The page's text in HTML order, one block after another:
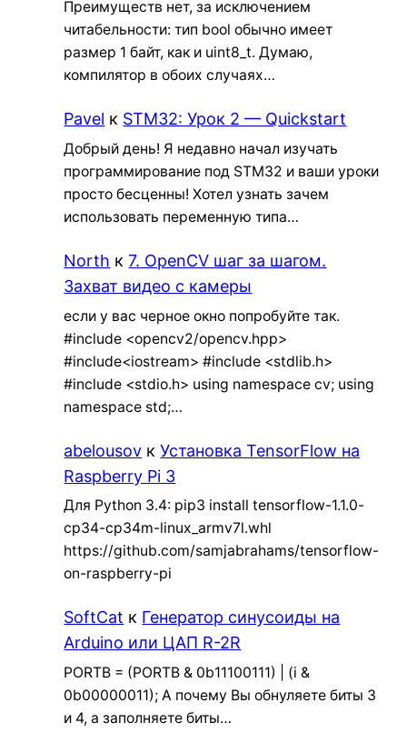
Преимуществ нет, за исключением
читабельности: тип bool обычно имеет
размер 1 байт, как и uint8_t. Думаю,
компилятор в обоих случаях…
Pavel к STM32: Урок 2 — Quickstart
Добрый день! Я недавно начал изучать
программирование под STM32 и ваши уроки
просто бесценны! Хотел узнать зачем
использовать переменную типа…
North к7. OpenCV шаг за шагом.
Захват видео с камеры
если у вас черное окно попробуйте так.
#include <opencv2/opencv.hpp>
#include<iostream> #include <stdlib.h>
#include <stdio.h> using namespace cv; using
namespace std;…
abelousov кУстановка TensorFlow на
Raspberry Pi 3
Для Python 3.4: pip3 install tensorflow-1.1.0-
cp34-cp34m-linux_armv7l.whl
https://github.com/samjabrahams/tensorflow-
on-raspberry-pi
SoftCat к Генератор синусоиды на
Arduino или ЦАП R-2R
PORTB = (PORTB & 0b11100111) | (i &
0b00000011); А почему Вы обнуляете биты 3
и 4, а заполняете биты…